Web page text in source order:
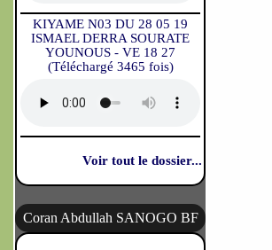
KIYAME N03 DU 28 05 19
ISMAEL DERRA SOURATE
YOUNOUS - VE 18 27
(Téléchargé 3465 fois)
Voir tout le dossier...
Coran Abdullah SANOGO BF